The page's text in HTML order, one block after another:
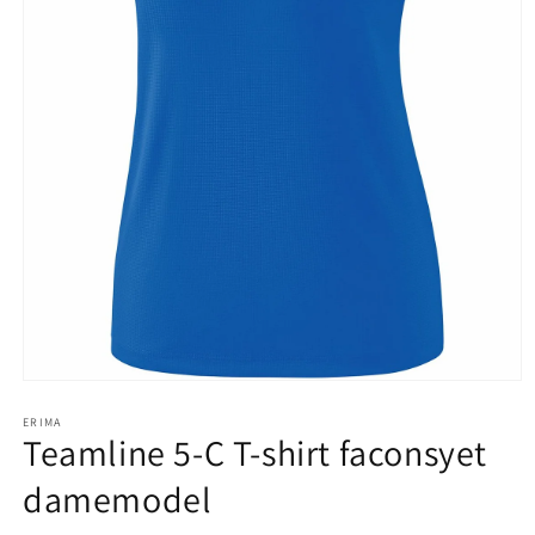
1
i
modus
ERIMA
Teamline 5-C T-shirt faconsyet
damemodel